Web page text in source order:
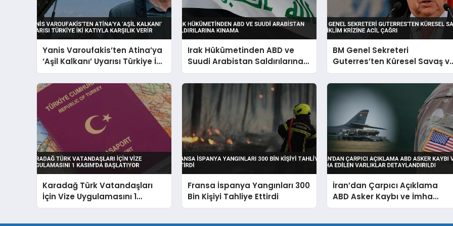
Yanis Varoufakis’ten Atina’ya
‘Aşil Kalkanı’ Uyarısı Türkiye İki
Katıyla Karşılık Verir
Irak Hükümetinden ABD ve
Suudi Arabistan Saldırılarına
Kınama
BM Genel Sekreteri
Guterres’ten Küresel Savaş
İklim Krizine Acil Çağrı
Karadağ Türk Vatandaşları
İçin Vize Uygulamasını 1
Kasım’da Başlatıyor
Fransa İspanya Yangınları 300
Bin Kişiyi Tahliye Ettirdi
İran’dan Çarpıcı Açıklama
ABD Asker Kaybı ve İmha
Edilen Varlıklar Detaylandırıldı